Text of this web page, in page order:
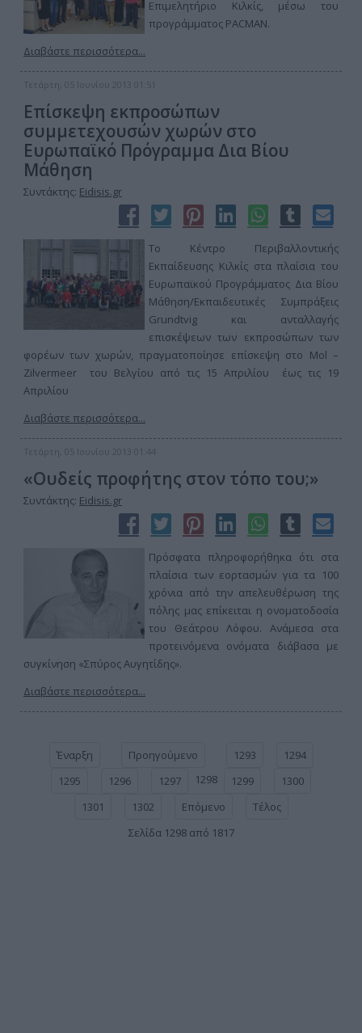
Επιμελητήριο Κιλκίς, μέσω του
προγράμματος PACMAN.
Διαβάστε περισσότερα...
Τετάρτη, 05 Ιουνίου 2013 01:51
Επίσκεψη εκπροσώπων
συμμετεχουσών χωρών στο
Ευρωπαϊκό Πρόγραμμα Δια Βίου
Μάθηση
Συντάκτης: Eidisis.gr
Το Κέντρο Περιβαλλοντικής
Εκπαίδευσης Κιλκίς στα πλαίσια του
Ευρωπαϊκού Προγράμματος Δια Βίου
Μάθηση/Εκπαιδευτικές Συμπράξεις
Grundtvig και ανταλλαγής
επισκέψεων των εκπροσώπων των
φορέων των χωρών, πραγματοποίησε επίσκεψη στο Mol –
Zilvermeer του Βελγίου από τις 15 Απριλίου έως τις 19
Απριλίου
Διαβάστε περισσότερα...
Τετάρτη, 05 Ιουνίου 2013 01:44
«Ουδείς προφήτης στον τόπο του;»
Συντάκτης: Eidisis.gr
Πρόσφατα πληροφορήθηκα ότι στα
πλαίσια των εορτασμών για τα 100
χρόνια από την απελευθέρωση της
πόλης μας επίκειται η ονοματοδοσία
του Θεάτρου Λόφου. Ανάμεσα στα
προτεινόμενα ονόματα διάβασα με
συγκίνηση «Σπύρος Αυγητίδης».
Διαβάστε περισσότερα...
Έναρξη Προηγούμενο 1293
1294
1295
1296 1297 1298 1299
1300
1301
1302 Επόμενο
Τέλος
Σελίδα 1298 από 1817